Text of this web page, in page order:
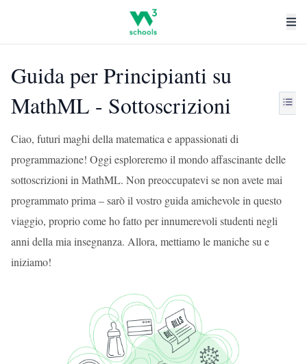
Guida per Principianti su
MathML - Sottoscrizioni
Ciao, futuri maghi della matematica e appassionati di
programmazione! Oggi esploreremo il mondo affascinante delle
sottoscrizioni in MathML. Non preoccupatevi se non avete mai
programmato prima – sarò il vostro guida amichevole in questo
viaggio, proprio come ho fatto per innumerevoli studenti negli
anni della mia insegnanza. Allora, mettiamo le maniche su e
iniziamo!